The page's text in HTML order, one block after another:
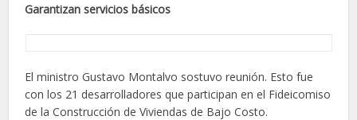
Garantizan servicios básicos
El ministro Gustavo Montalvo sostuvo reunión. Esto fue
con los 21 desarrolladores que participan en el Fideicomiso
de la Construcción de Viviendas de Bajo Costo.